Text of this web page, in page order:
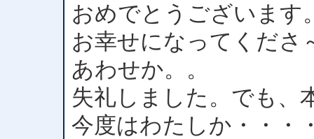
おめでとうございます
お幸せになってく
あわせか。。
失礼しました。でも、
今度はわたしか・・・